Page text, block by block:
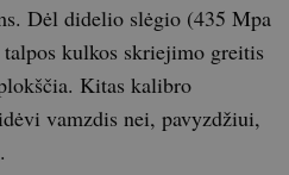
Dėl didelio slėgio (435 Mpa
kulkos skriejimo greitis
Kitas kalibro
vamzdis nei, pavyzdžiui,